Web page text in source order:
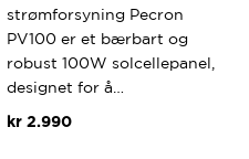
strømforsyning Pecron
PV100 er et bærbart og
robust 100W solcellepanel,
designet for å…
kr 2.990